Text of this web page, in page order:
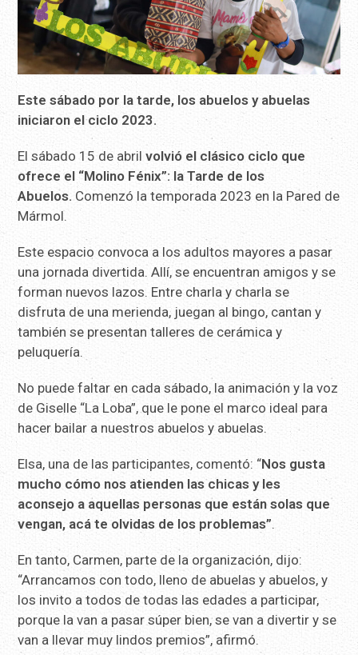
Este sábado por la tarde, los abuelos y abuelas
iniciaron el ciclo 2023.
El sábado 15 de abrilvolvió el clásico ciclo que
ofrece el “Molino Fénix”: la Tarde de los
Abuelos. Comenzó la temporada 2023 en la Pared de
Mármol.
Este espacio convoca a los adultos mayores a pasar
una jornada divertida. Allí, se encuentran amigos y se
forman nuevos lazos. Entre charla y charla se
disfruta de una merienda, juegan al bingo, cantan y
también se presentan talleres de cerámica y
peluquería.
No puede faltar en cada sábado, la animación y la voz
de Giselle “La Loba”, que le pone el marco ideal para
hacer bailar a nuestros abuelos y abuelas.
Elsa, una de las participantes, comentó: “Nos gusta
mucho cómo nos atienden las chicas y les
aconsejo a aquellas personas que están solas que
vengan, acá te olvidas de los problemas”.
En tanto, Carmen, parte de la organización, dijo:
“Arrancamos con todo, lleno de abuelas y abuelos, y
los invito a todos de todas las edades a participar,
porque la van a pasar súper bien, se van a divertir y se
van a llevar muy lindos premios”, afirmó.